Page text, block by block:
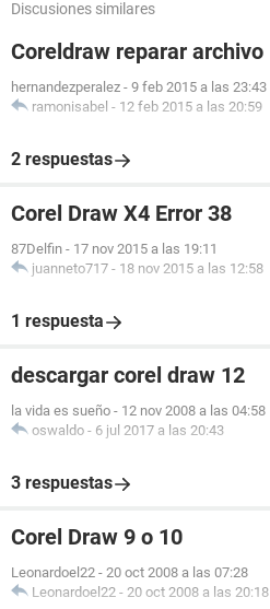
Discusiones similares
Coreldraw reparar archivo
hernandezperalez - 9 feb 2015 a las 23:43
ramonisabel - 12 feb 2015 a las 20:59
2 respuestas
Corel Draw X4 Error 38
87Delfin - 17 nov 2015 a las 19:11
juanneto717 - 18 nov 2015 a las 12:58
1 respuesta
descargar corel draw 12
la vida es sueño - 12 nov 2008 a las 04:58
oswaldo - 6 jul 2017 a las 20:43
3 respuestas
Corel Draw 9 o 10
Leonardoel22 - 20 oct 2008 a las 07:28
Leonardoel22 - 20 oct 2008 a las 20:18